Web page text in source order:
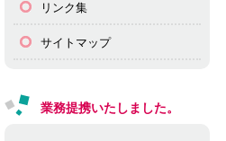
リンク集
サイトマップ
業務提携いたしました。